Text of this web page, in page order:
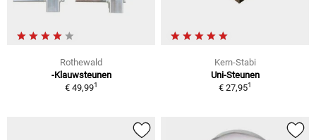
Rothewald
-Klauwsteunen
€ 49,991
Kern-Stabi
Uni-Steunen
€ 27,951